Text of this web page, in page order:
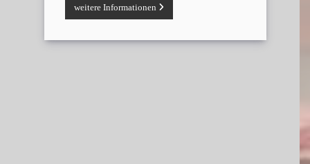
weitere Informationen